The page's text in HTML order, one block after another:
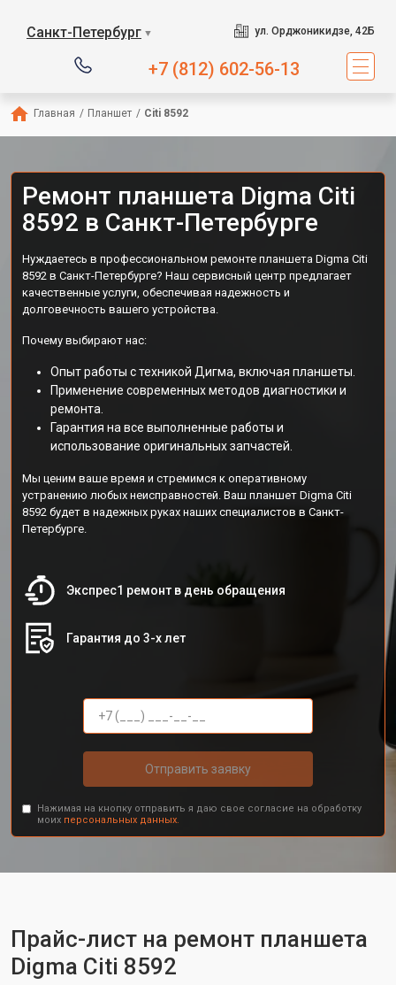
Санкт-Петербург ▼ ул. Орджоникидзе, 42Б
+7 (812) 602-56-13
Главная / Планшет / Citi 8592
Ремонт планшета Digma Citi
8592 в Санкт-Петербурге
Нуждаетесь в профессиональном ремонте планшета Digma Citi
8592 в Санкт-Петербурге? Наш сервисный центр предлагает
качественные услуги, обеспечивая надежность и
долговечность вашего устройства.
Почему выбирают нас:
Опыт работы с техникой Дигма, включая планшеты.
Применение современных методов диагностики и
ремонта.
Гарантия на все выполненные работы и
использование оригинальных запчастей.
Мы ценим ваше время и стремимся к оперативному
устранению любых неисправностей. Ваш планшет Digma Citi
8592 будет в надежных руках наших специалистов в Санкт-
Петербурге.
Экспрес1 ремонт в день обращения
Гарантия до 3-х лет
Отправить заявку
Нажимая на кнопку отправить я даю свое согласие на обработку
моих персональных данных.
Прайс-лист на ремонт планшета
Digma Citi 8592